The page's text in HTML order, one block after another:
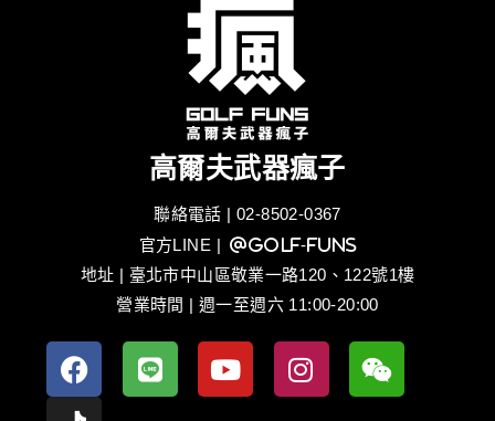
高爾夫武器瘋子
聯絡電話 | 02-8502-0367
官方LINE | @golf-funs
地址 | 臺北市中山區敬業一路120、122號1樓
營業時間 | 週一至週六 11:00-20:00